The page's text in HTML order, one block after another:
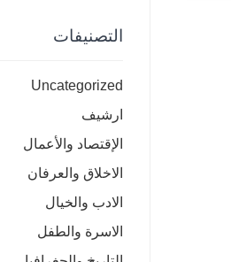
التصنيفات
Uncategorized
ارشيف
الإقتصاد والأعمال
الاخلاق والعرفان
الادب والخيال
الاسرة والطفل